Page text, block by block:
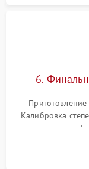
6.
Калибровка
плотности
качества